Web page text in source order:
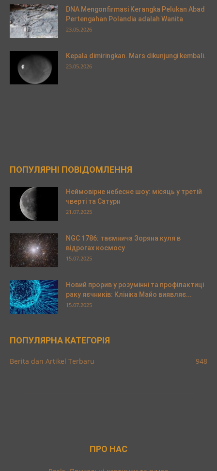
DNA Mengonfirmasi Kerangka Pelukan Abad
Pertengahan Polandia adalah Wanita
23.05.2026
Kepala dimiringkan. Mars dikunjungi kembali.
23.05.2026
ПОПУЛЯРНІ ПОВІДОМЛЕННЯ
Неймовірне небесне шоу: місяць у третій
чверті та Сатурн
21.07.2025
NGC 1786: таємнича Зоряна куля в
відрогах космосу
15.07.2025
Новий прорив у розумінні та профілактиці
раку яєчників: Клініка Майо виявляє...
15.07.2025
ПОПУЛЯРНА КАТЕГОРІЯ
Berita dan Artikel Terbaru 948
ПРО НАС